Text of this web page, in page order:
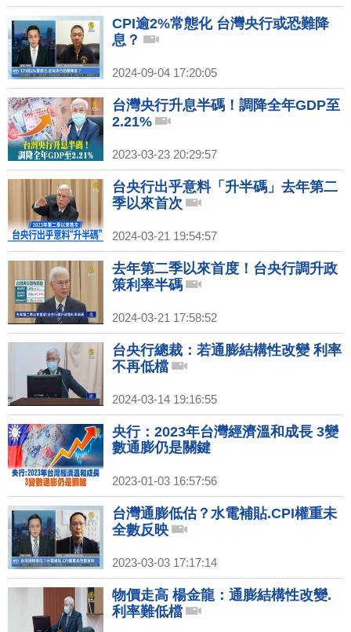
CPI逾2%常態化 台灣央行或恐難降
息？
2024-09-04 17:20:05
台灣央行升息半碼！調降全年GDP至
2.21%
2023-03-23 20:29:57
台央行出乎意料「升半碼」去年第二
季以來首次
2024-03-21 19:54:57
去年第二季以來首度！台央行調升政
策利率半碼
2024-03-21 17:58:52
台央行總裁：若通膨結構性改變 利率
不再低檔
2024-03-14 19:16:55
央行：2023年台灣經濟溫和成長 3變
數通膨仍是關鍵
2023-01-03 16:57:56
台灣通膨低估？水電補貼.CPI權重未
全數反映
2023-03-03 17:17:14
物價走高 楊金龍：通膨結構性改變.
利率難低檔